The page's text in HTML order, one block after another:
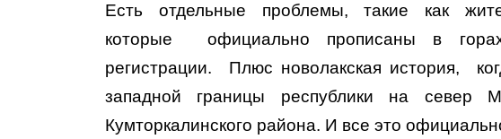
Есть отдельные проблемы, такие как
которые официально прописаны в
регистрации. Плюс новолакская история,
западной границы республики на север
Кумторкалинского района. И все это